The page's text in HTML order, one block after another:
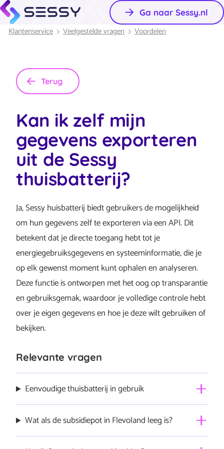
Ga naar Sessy.nl
Klantenservice Veelgestelde vragen Voordelen
Terug
Kan ik zelf mijn
gegevens exporteren
uit de Sessy
thuisbatterij?
Ja, Sessy huisbatterij biedt gebruikers de mogelijkheid
om hun gegevens zelf te exporteren via een API. Dit
betekent dat je directe toegang hebt tot je
energiegebruiksgegevens en systeeminformatie, die je
op elk gewenst moment kunt ophalen en analyseren.
Deze functie is ontworpen met het oog op transparantie
en gebruiksgemak, waardoor je volledige controle hebt
over je eigen gegevens en hoe je deze wilt gebruiken of
bekijken.
Relevante vragen
Eenvoudige thuisbatterij in gebruik
onderhoudsvrij en werkt automatisch. Het enige wat jij
Wat als de subsidiepot in Flevoland leeg is?
Is de subsidiepot leeg? Dan is subsidie helaas niet meer